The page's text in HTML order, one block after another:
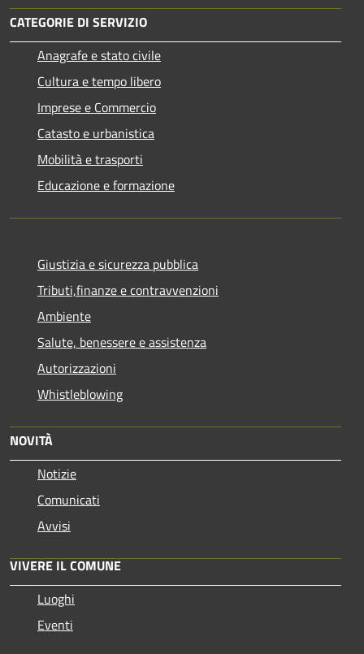
CATEGORIE DI SERVIZIO
Anagrafe e stato civile
Cultura e tempo libero
Imprese e Commercio
Catasto e urbanistica
Mobilità e trasporti
Educazione e formazione
Giustizia e sicurezza pubblica
Tributi,finanze e contravvenzioni
Ambiente
Salute, benessere e assistenza
Autorizzazioni
Whistleblowing
NOVITÀ
Notizie
Comunicati
Avvisi
VIVERE IL COMUNE
Luoghi
Eventi